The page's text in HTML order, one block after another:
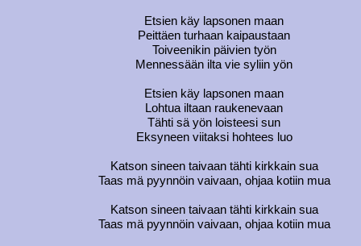
Etsien käy lapsonen maan
Peittäen turhaan kaipaustaan
Toiveenikin päivien työn
Mennessään ilta vie syliin yön
Etsien käy lapsonen maan
Lohtua iltaan raukenevaan
Tähti sä yön loisteesi sun
Eksyneen viitaksi hohtees luo
Katson sineen taivaan tähti kirkkain sua
Taas mä pyynnöin vaivaan, ohjaa kotiin mua
Katson sineen taivaan tähti kirkkain sua
Taas mä pyynnöin vaivaan, ohjaa kotiin mua